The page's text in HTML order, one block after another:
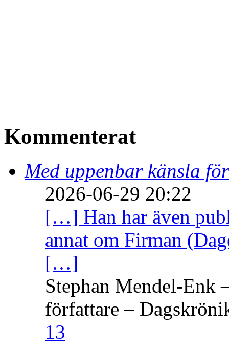
Kommenterat
Med uppenbar känsla
2026-06-29 20:22
[…] Han har även
annat om Firman
[…]
Stephan Mendel-Enk
författare –
13